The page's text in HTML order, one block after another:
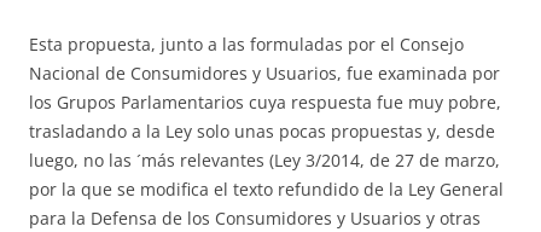
Esta propuesta, junto a las formuladas por el Consejo
Nacional de Consumidores y Usuarios, fue examinada por
los Grupos Parlamentarios cuya respuesta fue muy pobre,
trasladando a la Ley solo unas pocas propuestas y, desde
luego, no las ´más relevantes (Ley 3/2014, de 27 de marzo,
por la que se modifica el texto refundido de la Ley General
para la Defensa de los Consumidores y Usuarios y otras